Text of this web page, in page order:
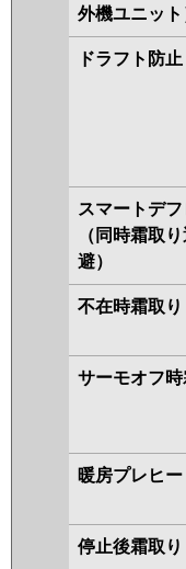
外機ユニット
ドラフト防止
スマートデフ
（同時霜取
避）
不在時霜取り
サーモオフ時
暖房プレヒー
停止後霜取り